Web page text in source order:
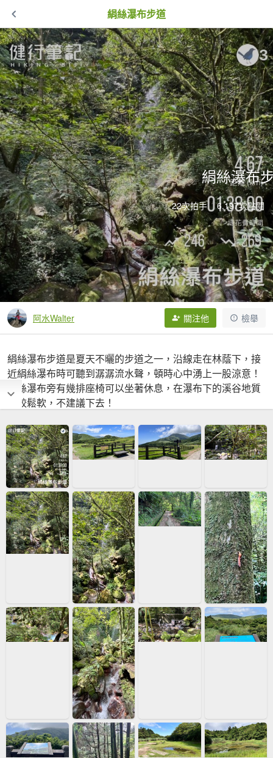
絹絲瀑布步道
絹絲瀑布
22次拍手 6,197次點閱
阿水Walter 關注他 檢舉
絹絲瀑布步道是夏天不曬的步道之一，沿線走在林蔭下，接
近絹絲瀑布時可聽到潺潺流水聲，頓時心中湧上一股涼意！
絹絲瀑布旁有幾排座椅可以坐著休息，在瀑布下的溪谷地質
比較鬆軟，不建議下去！